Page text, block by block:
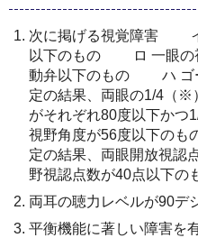
次に掲げる視覚障害 イ
以下のもの ロ 一眼の
動弁以下のもの ハ ゴ
定の結果、両眼の1/4（※
がそれぞれ80度以下か
視野角度が56度以下の
定の結果、両眼開放視認
野視認点数が40点以下の
両耳の聴力レベルが90デ
平衡機能に著しい障害を